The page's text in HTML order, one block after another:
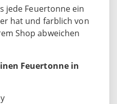
jede Feuertonne ein
hat und farblich von
Shop abweichen
Feuertonne in